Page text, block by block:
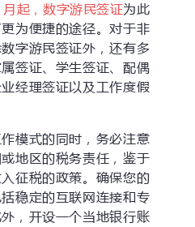
起，数字游民签证为此
为便捷的途径。对于非
字游民签证外，还有多
签证、学生签证、配偶
经理签证以及工作度假
模式的同时，务必注意
地区的税务责任，鉴于
征税的政策。确保您的
稳定的互联网连接和专
，开设一个当地银行账